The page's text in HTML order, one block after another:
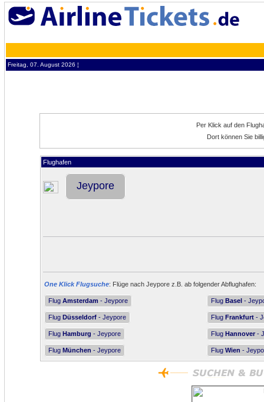
Freitag, 07. August 2026 ¦
Per Klick auf den
Dort können Sie
Flughafen
Jeypore
One Klick Flugsuche: Flüge nach Jeypore z.B. ab folgender Abflughafen:
Flug Amsterdam - Jeypore Flug Basel -
Flug Düsseldorf - Jeypore Flug Frankfurt -
Flug Hamburg - Jeypore Flug Hannover -
Flug München - Jeypore Flug Wien -